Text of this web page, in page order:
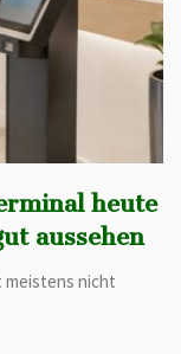
heute
aussehen
meistens nicht